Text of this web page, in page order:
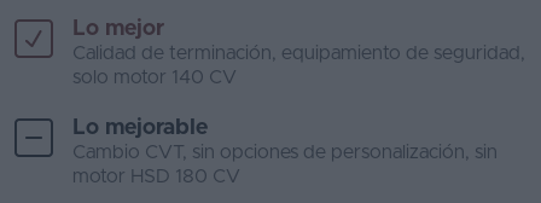
Lo mejor
Calidad de terminación, equipamiento de seguridad,
solo motor 140 CV
Lo mejorable
Cambio CVT, sin opciones de personalización, sin
motor HSD 180 CV